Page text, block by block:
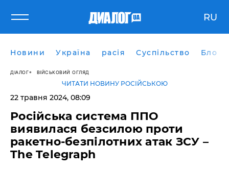
RU
Новини Україна расія Суспільство Блоги
ДІАЛОГ ВІЙСЬКОВИЙ ОГЛЯД
ЧИТАТИ НОВИНУ РОСІЙСЬКОЮ
22 травня 2024, 08:09
Російська система ППО
виявилася безсилою проти
ракетно-безпілотних атак ЗСУ –
The Telegraph